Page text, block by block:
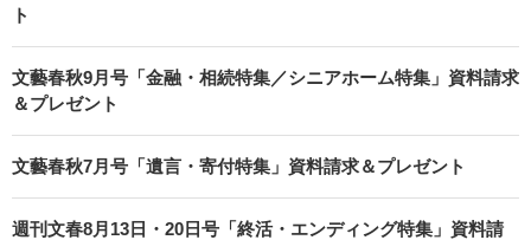
ト
文藝春秋9月号「金融・相続特集／シニアホーム特集」資料請求
＆プレゼント
文藝春秋7月号「遺言・寄付特集」資料請求＆プレゼント
週刊文春8月13日・20日号「終活・エンディング特集」資料請